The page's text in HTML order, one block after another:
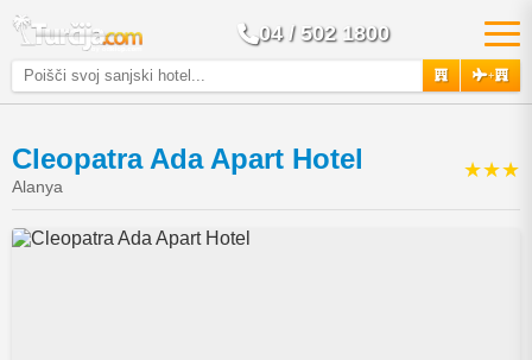
04 / 502 1800
+
Cleopatra Ada Apart Hotel
Alanya
★★★